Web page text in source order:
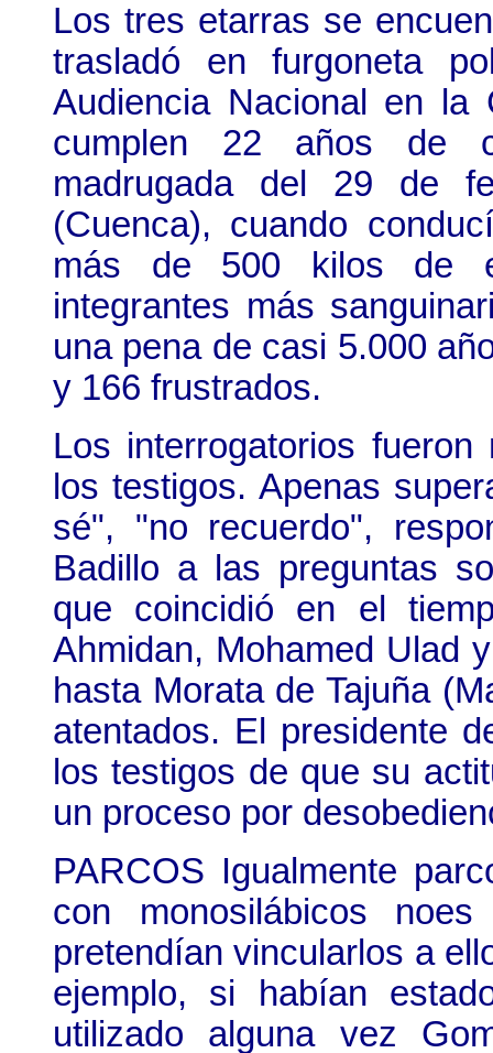
Los tres etarras se
trasladó en furgoneta
Audiencia Nacional en la
cumplen 22 años de
madrugada del 29 de
(Cuenca), cuando
más de 500 kilos de
integrantes más
una pena de casi 5.000
y 166 frustrados.
Los interrogatorios
los testigos. Apenas
sé", "no recuerdo",
Badillo a las preguntas
que coincidió en el
Ahmidan, Mohamed Ulad
hasta Morata de Tajuña
atentados. El presidente
los testigos de que su
un proceso por
PARCOS Igualmente
con monosilábicos
pretendían vincularlos a
ejemplo, si habían
utilizado alguna vez